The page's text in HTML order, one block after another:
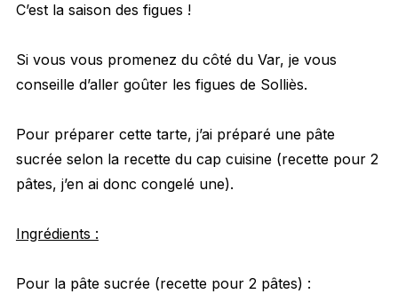
C’est la saison des figues !
Si vous vous promenez du côté du Var, je vous
conseille d’aller goûter les figues de Solliès.
Pour préparer cette tarte, j’ai préparé une pâte
sucrée selon la recette du cap cuisine (recette pour 2
pâtes, j’en ai donc congelé une).
Ingrédients :
Pour la pâte sucrée (recette pour 2 pâtes) :